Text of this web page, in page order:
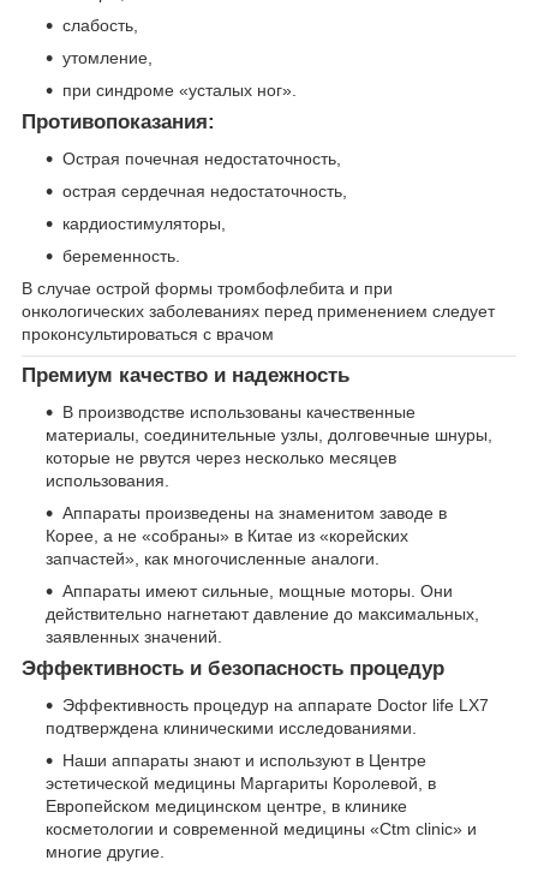
слабость,
утомление,
при синдроме «усталых ног».
Противопоказания:
Острая почечная недостаточность,
острая сердечная недостаточность,
кардиостимуляторы,
беременность.
В случае острой формы тромбофлебита и при
онкологических заболеваниях перед применением следует
проконсультироваться с врачом
Премиум качество и надежность
В производстве использованы качественные
материалы, соединительные узлы, долговечные шнуры,
которые не рвутся через несколько месяцев
использования.
Аппараты произведены на знаменитом заводе в
Корее, а не «собраны» в Китае из «корейских
запчастей», как многочисленные аналоги.
Аппараты имеют сильные, мощные моторы. Они
действительно нагнетают давление до максимальных,
заявленных значений.
Эффективность и безопасность процедур
Эффективность процедур на аппарате Doctor life LX7
подтверждена клиническими исследованиями.
Наши аппараты знают и используют в Центре
эстетической медицины Маргариты Королевой, в
Европейском медицинском центре, в клинике
косметологии и современной медицины «Сtm clinic» и
многие другие.